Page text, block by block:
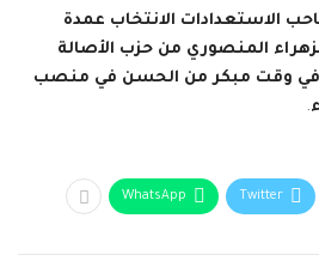
الاستعدادات الانتخاب عمدة
المنصوري من حزب الأصالة
في وقت مبكر من الحسن في منصب
.
Twitter
WhatsApp